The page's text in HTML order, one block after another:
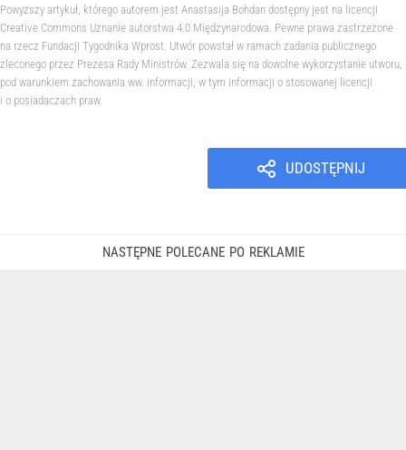
Powyższy artykuł, którego autorem jest Anastasija Bohdan dostępny jest na licencji
Creative Commons Uznanie autorstwa 4.0 Międzynarodowa. Pewne prawa zastrzeżone
na rzecz Fundacji Tygodnika Wprost. Utwór powstał w ramach zadania publicznego
zleconego przez Prezesa Rady Ministrów. Zezwala się na dowolne wykorzystanie utworu,
pod warunkiem zachowania ww. informacji, w tym informacji o stosowanej licencji
i o posiadaczach praw.
UDOSTĘPNIJ